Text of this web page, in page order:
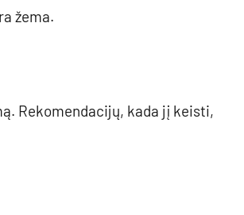
žema.
Rekomendacijų, kada jį keisti,